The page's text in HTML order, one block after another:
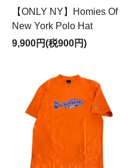
【ONLY NY】Homies Of
New York Polo Hat
9,900円(税900円)